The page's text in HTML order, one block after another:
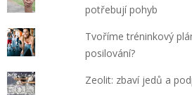
potřebují pohyb
Tvoříme tréninkový
posilování?
Zeolit: zbaví jedů a